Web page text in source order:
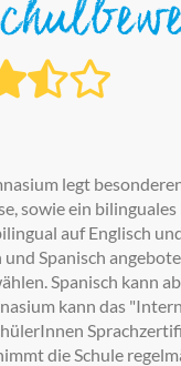
legt
sowie ein
auf Englisch
Spanisch
Spanisch kann
kann das
die Schule